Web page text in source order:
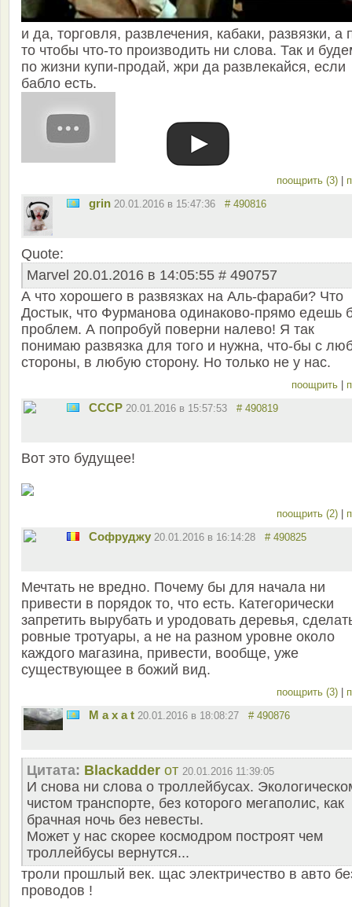
и да, торговля, развлечения, кабаки, развязки, а
то чтобы что-то производить ни слова. Так и
по жизни купи-продай, жри да развлекайся, если
бабло есть.
поощрить (3)
grin 20.01.2016 в 15:47:36 # 490816
Quote:
Marvel 20.01.2016 в 14:05:55 # 490757
А что хорошего в развязках на Аль-фараби? Что
Достык, что Фурманова одинаково-прямо едешь
проблем. А попробуй поверни налево! Я так
понимаю развязка для того и нужна, что-бы с
стороны, в любую сторону. Но только не у нас.
поощрить
СССР 20.01.2016 в 15:57:53 # 490819
Вот это будущее!
поощрить (2)
Софруджу 20.01.2016 в 16:14:28 # 490825
Мечтать не вредно. Почему бы для начала ни
привести в порядок то, что есть. Категорически
запретить вырубать и уродовать деревья,
ровные тротуары, а не на разном уровне около
каждого магазина, привести, вообще, уже
существующее в божий вид.
поощрить (3)
M a x a t 20.01.2016 в 18:08:27 # 490876
Цитата: Blackadder от 20.01.2016 11:39:05
И снова ни слова о троллейбусах.
чистом транспорте, без которого мегаполис, как
брачная ночь без невесты.
Может у нас скорее космодром построят чем
троллейбусы вернутся...
троли прошлый век. щас электричество в авто
проводов !